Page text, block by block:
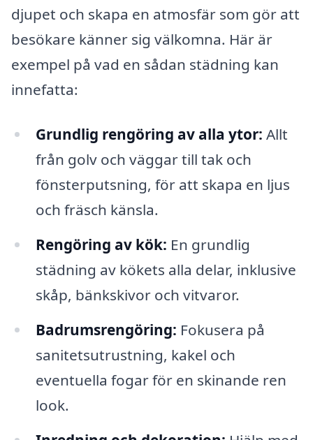
djupet och skapa en atmosfär som gör att
besökare känner sig välkomna. Här är
exempel på vad en sådan städning kan
innefatta:
Grundlig rengöring av alla ytor: Allt
från golv och väggar till tak och
fönsterputsning, för att skapa en ljus
och fräsch känsla.
Rengöring av kök: En grundlig
städning av kökets alla delar, inklusive
skåp, bänkskivor och vitvaror.
Badrumsrengöring: Fokusera på
sanitetsutrustning, kakel och
eventuella fogar för en skinande ren
look.